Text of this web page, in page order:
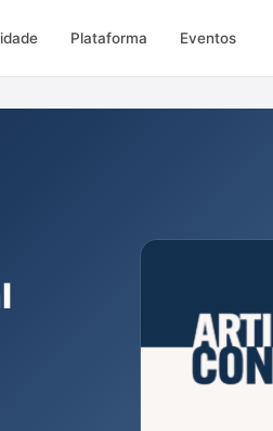
Plataforma Eventos